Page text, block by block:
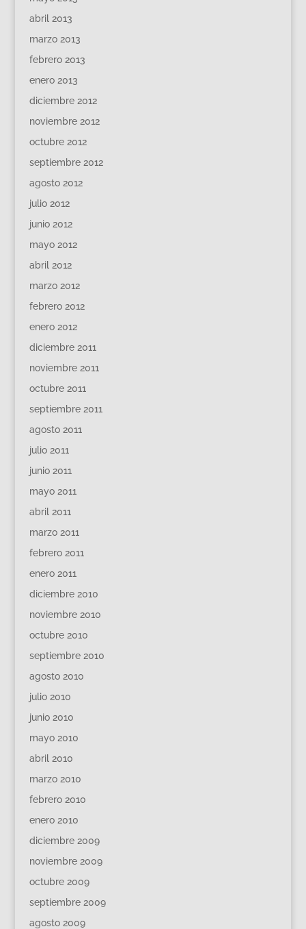
abril 2013
marzo 2013
febrero 2013
enero 2013
diciembre 2012
noviembre 2012
octubre 2012
septiembre 2012
agosto 2012
julio 2012
junio 2012
mayo 2012
abril 2012
marzo 2012
febrero 2012
enero 2012
diciembre 2011
noviembre 2011
octubre 2011
septiembre 2011
agosto 2011
julio 2011
junio 2011
mayo 2011
abril 2011
marzo 2011
febrero 2011
enero 2011
diciembre 2010
noviembre 2010
octubre 2010
septiembre 2010
agosto 2010
julio 2010
junio 2010
mayo 2010
abril 2010
marzo 2010
febrero 2010
enero 2010
diciembre 2009
noviembre 2009
octubre 2009
septiembre 2009
agosto 2009